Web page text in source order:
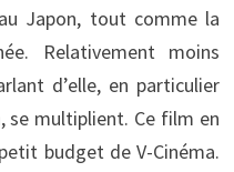
Japon, tout comme la
Relativement moins
d’elle, en particulier
se multiplient. Ce film en
budget de V-Cinéma.